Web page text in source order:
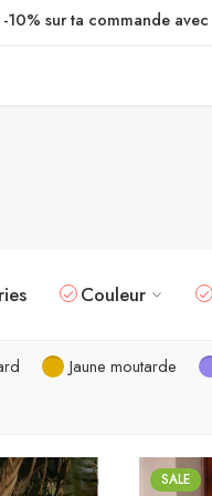
-10% sur ta commande
Couleur
Jaune moutarde
SALE